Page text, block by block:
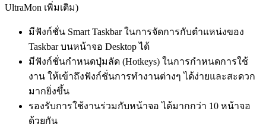
UltraMon เพิ่มเติม)
มีฟังก์ชั่น Smart Taskbar ในการจัดการกับตำแหน่งของ
Taskbar บนหน้าจอ Desktop ได้
มีฟังก์ชั่นกำหนดปุ่มลัด (Hotkeys) ในการกำหนดการใช้
งาน ให้เข้าถึงฟังก์ชั่นการทำงานต่างๆ ได้ง่ายและสะดวก
มากยิ่งขึ้น
รองรับการใช้งานร่วมกับหน้าจอ ได้มากกว่า 10 หน้าจอ
ด้วยกัน